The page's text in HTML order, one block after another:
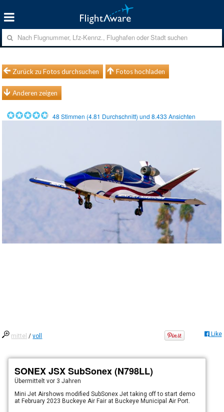
Zurück zu Fotos durchsuchen Fotos hochladen
Anderen zeigen
48 Stimmen (4.81 Durchschnitt) und8.433 Ansichten
mittel /voll Like
SONEX JSX SubSonex (N798LL)
Übermitteltvor 3 Jahren
Mini Jet Airshows modified SubSonex Jet taking off to start demo
at February 2023 Buckeye Air Fair at Buckeye Municipal Air Port.